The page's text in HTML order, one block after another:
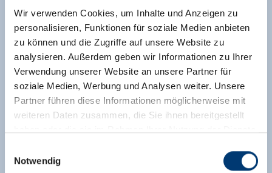
Wir verwenden Cookies, um Inhalte und Anzeigen zu
personalisieren, Funktionen für soziale Medien anbieten
zu können und die Zugriffe auf unsere Website zu
analysieren. Außerdem geben wir Informationen zu Ihrer
Verwendung unserer Website an unsere Partner für
soziale Medien, Werbung und Analysen weiter. Unsere
Partner führen diese Informationen möglicherweise mit
weiteren Daten zusammen, die Sie ihnen bereitgestellt
Notwendig